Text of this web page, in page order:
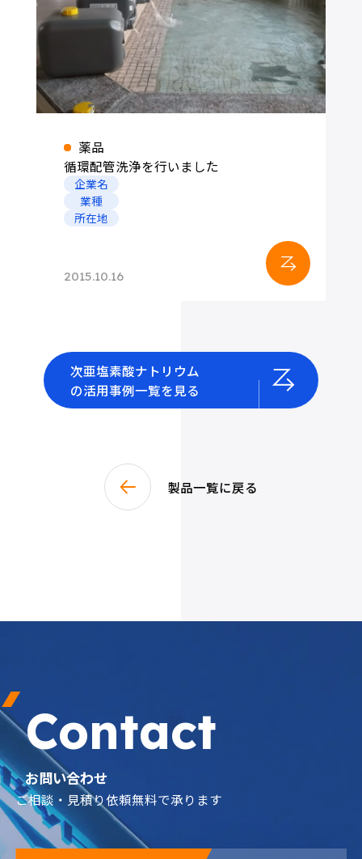
薬品
循環配管洗浄を行いました
企業名
業種
所在地
2015.10.16
次亜塩素酸ナトリウム
の活用事例一覧を見る
製品一覧に戻る
Contact
お問い合わせ
ご相談・見積り依頼無料で承ります